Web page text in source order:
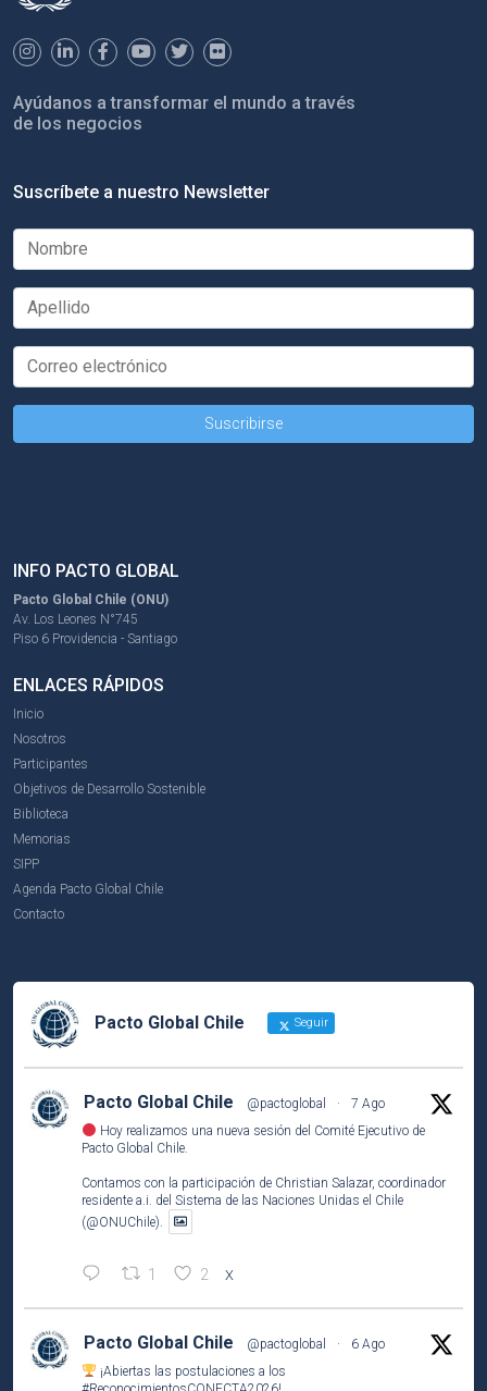
Ayúdanos a transformar el mundo a través
de los negocios
Suscríbete a nuestro Newsletter
INFO PACTO GLOBAL
Pacto Global Chile (ONU)
Av. Los Leones N°745
Piso 6 Providencia - Santiago
ENLACES RÁPIDOS
Inicio
Nosotros
Participantes
Objetivos de Desarrollo Sostenible
Biblioteca
Memorias
SIPP
Agenda Pacto Global Chile
Contacto
Pacto Global Chile Seguir
Pacto Global Chile @pactoglobal ·
7 Ago
Hoy realizamos una nueva sesión del Comité Ejecutivo de
Pacto Global Chile.
Contamos con la participación de Christian Salazar, coordinador
residente a.i. del Sistema de las Naciones Unidas el Chile
(@ONUChile).
1 2 X
Pacto Global Chile @pactoglobal ·
6 Ago
¡Abiertas las postulaciones a los